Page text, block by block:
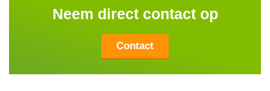
Neem direct contact op
Contact